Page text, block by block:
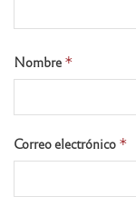
Nombre *
Correo electrónico *